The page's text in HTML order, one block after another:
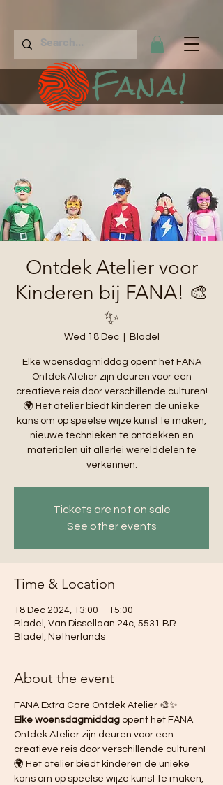
Fana!
Ontdek Atelier voor
Kinderen bij FANA! 🎨
✨
Wed 18 Dec
  |
Bladel
Elke woensdagmiddag opent het FANA
Ontdek Atelier zijn deuren voor een
creatieve reis door verschillende culturen!
🌍 Het atelier biedt kinderen de unieke
kans om op speelse wijze kunst te maken,
nieuwe technieken te ontdekken en
materialen uit allerlei werelddelen te
verkennen.
Tickets are not on sale
See other events
Time & Location
18 Dec 2024, 13:00 – 15:00
Bladel, Van Dissellaan 24c, 5531 BR
Bladel, Netherlands
About the event
FANA Extra Care Ontdek Atelier 🎨✨
Elke woensdagmiddag opent het FANA
Ontdek Atelier zijn deuren voor een
creatieve reis door verschillende culturen!
🌍 Het atelier biedt kinderen de unieke
kans om op speelse wijze kunst te maken,